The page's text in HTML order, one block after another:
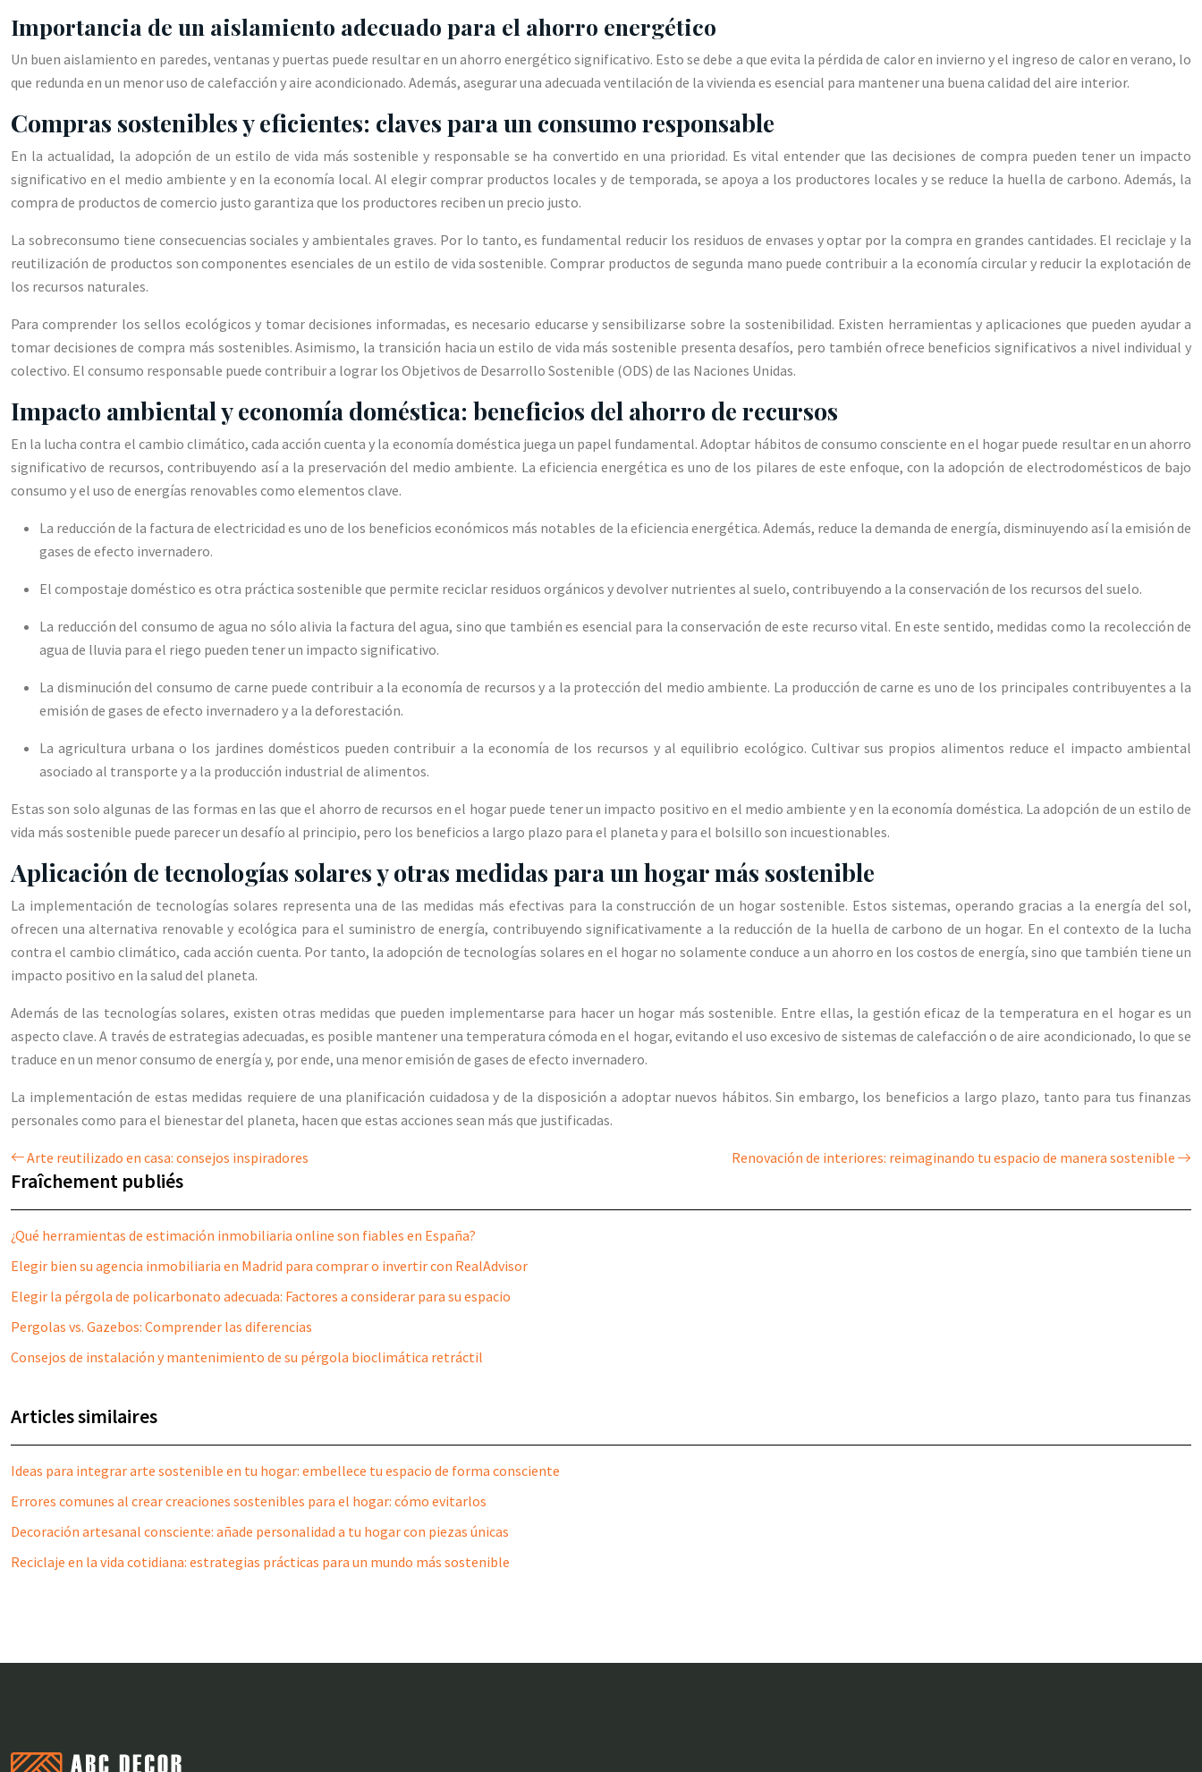
Importancia de un aislamiento adecuado para el ahorro energético
Un buen aislamiento en paredes, ventanas y puertas puede resultar en un ahorro energético significativo. Esto se debe a que evita la pérdida de calor en invierno y el ingreso de calor en verano, lo
que redunda en un menor uso de calefacción y aire acondicionado. Además, asegurar una adecuada ventilación de la vivienda es esencial para mantener una buena calidad del aire interior.
Compras sostenibles y eficientes: claves para un consumo responsable
En la actualidad, la adopción de un estilo de vida más sostenible y responsable se ha convertido en una prioridad. Es vital entender que las decisiones de compra pueden tener un impacto
significativo en el medio ambiente y en la economía local. Al elegir comprar productos locales y de temporada, se apoya a los productores locales y se reduce la huella de carbono. Además, la
compra de productos de comercio justo garantiza que los productores reciben un precio justo.
La sobreconsumo tiene consecuencias sociales y ambientales graves. Por lo tanto, es fundamental reducir los residuos de envases y optar por la compra en grandes cantidades. El reciclaje y la
reutilización de productos son componentes esenciales de un estilo de vida sostenible. Comprar productos de segunda mano puede contribuir a la economía circular y reducir la explotación de
los recursos naturales.
Para comprender los sellos ecológicos y tomar decisiones informadas, es necesario educarse y sensibilizarse sobre la sostenibilidad. Existen herramientas y aplicaciones que pueden ayudar a
tomar decisiones de compra más sostenibles. Asimismo, la transición hacia un estilo de vida más sostenible presenta desafíos, pero también ofrece beneficios significativos a nivel individual y
colectivo. El consumo responsable puede contribuir a lograr los Objetivos de Desarrollo Sostenible (ODS) de las Naciones Unidas.
Impacto ambiental y economía doméstica: beneficios del ahorro de recursos
En la lucha contra el cambio climático, cada acción cuenta y la economía doméstica juega un papel fundamental. Adoptar hábitos de consumo consciente en el hogar puede resultar en un ahorro
significativo de recursos, contribuyendo así a la preservación del medio ambiente. La eficiencia energética es uno de los pilares de este enfoque, con la adopción de electrodomésticos de bajo
consumo y el uso de energías renovables como elementos clave.
La reducción de la factura de electricidad es uno de los beneficios económicos más notables de la eficiencia energética. Además, reduce la demanda de energía, disminuyendo así la emisión de
gases de efecto invernadero.
El compostaje doméstico es otra práctica sostenible que permite reciclar residuos orgánicos y devolver nutrientes al suelo, contribuyendo a la conservación de los recursos del suelo.
La reducción del consumo de agua no sólo alivia la factura del agua, sino que también es esencial para la conservación de este recurso vital. En este sentido, medidas como la recolección de
agua de lluvia para el riego pueden tener un impacto significativo.
La disminución del consumo de carne puede contribuir a la economía de recursos y a la protección del medio ambiente. La producción de carne es uno de los principales contribuyentes a la
emisión de gases de efecto invernadero y a la deforestación.
La agricultura urbana o los jardines domésticos pueden contribuir a la economía de los recursos y al equilibrio ecológico. Cultivar sus propios alimentos reduce el impacto ambiental
asociado al transporte y a la producción industrial de alimentos.
Estas son solo algunas de las formas en las que el ahorro de recursos en el hogar puede tener un impacto positivo en el medio ambiente y en la economía doméstica. La adopción de un estilo de
vida más sostenible puede parecer un desafío al principio, pero los beneficios a largo plazo para el planeta y para el bolsillo son incuestionables.
Aplicación de tecnologías solares y otras medidas para un hogar más sostenible
La implementación de tecnologías solares representa una de las medidas más efectivas para la construcción de un hogar sostenible. Estos sistemas, operando gracias a la energía del sol,
ofrecen una alternativa renovable y ecológica para el suministro de energía, contribuyendo significativamente a la reducción de la huella de carbono de un hogar. En el contexto de la lucha
contra el cambio climático, cada acción cuenta. Por tanto, la adopción de tecnologías solares en el hogar no solamente conduce a un ahorro en los costos de energía, sino que también tiene un
impacto positivo en la salud del planeta.
Además de las tecnologías solares, existen otras medidas que pueden implementarse para hacer un hogar más sostenible. Entre ellas, la gestión eficaz de la temperatura en el hogar es un
aspecto clave. A través de estrategias adecuadas, es posible mantener una temperatura cómoda en el hogar, evitando el uso excesivo de sistemas de calefacción o de aire acondicionado, lo que se
traduce en un menor consumo de energía y, por ende, una menor emisión de gases de efecto invernadero.
La implementación de estas medidas requiere de una planificación cuidadosa y de la disposición a adoptar nuevos hábitos. Sin embargo, los beneficios a largo plazo, tanto para tus finanzas
personales como para el bienestar del planeta, hacen que estas acciones sean más que justificadas.
Arte reutilizado en casa: consejos inspiradores Renovación de interiores: reimaginando tu espacio de manera sostenible
Fraîchement publiés
¿Qué herramientas de estimación inmobiliaria online son fiables en España?
Elegir bien su agencia inmobiliaria en Madrid para comprar o invertir con RealAdvisor
Elegir la pérgola de policarbonato adecuada: Factores a considerar para su espacio
Pergolas vs. Gazebos: Comprender las diferencias
Consejos de instalación y mantenimiento de su pérgola bioclimática retráctil
Articles similaires
Ideas para integrar arte sostenible en tu hogar: embellece tu espacio de forma consciente
Errores comunes al crear creaciones sostenibles para el hogar: cómo evitarlos
Decoración artesanal consciente: añade personalidad a tu hogar con piezas únicas
Reciclaje en la vida cotidiana: estrategias prácticas para un mundo más sostenible